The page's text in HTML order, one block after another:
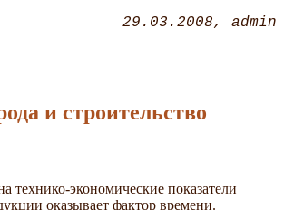
29.03.2008 admin
и строительство
технико-экономические показатели
оказывает фактор времени.